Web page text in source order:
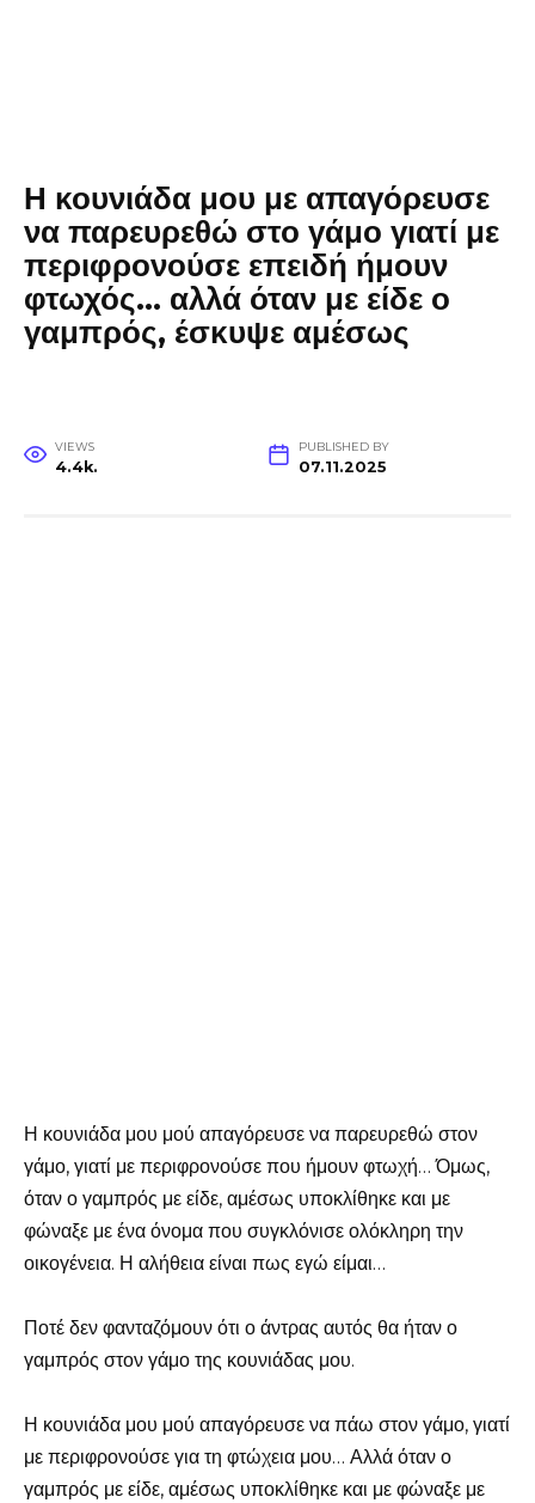
Η κουνιάδα μου με απαγόρευσε
να παρευρεθώ στο γάμο γιατί με
περιφρονούσε επειδή ήμουν
φτωχός… αλλά όταν με είδε ο
γαμπρός, έσκυψε αμέσως
VIEWS
4.4k.
PUBLISHED BY
07.11.2025
Η κουνιάδα μου μού απαγόρευσε να παρευρεθώ στον
γάμο, γιατί με περιφρονούσε που ήμουν φτωχή… Όμως,
όταν ο γαμπρός με είδε, αμέσως υποκλίθηκε και με
φώναξε με ένα όνομα που συγκλόνισε ολόκληρη την
οικογένεια. Η αλήθεια είναι πως εγώ είμαι…
Ποτέ δεν φανταζόμουν ότι ο άντρας αυτός θα ήταν ο
γαμπρός στον γάμο της κουνιάδας μου.
Η κουνιάδα μου μού απαγόρευσε να πάω στον γάμο, γιατί
με περιφρονούσε για τη φτώχεια μου… Αλλά όταν ο
γαμπρός με είδε, αμέσως υποκλίθηκε και με φώναξε με